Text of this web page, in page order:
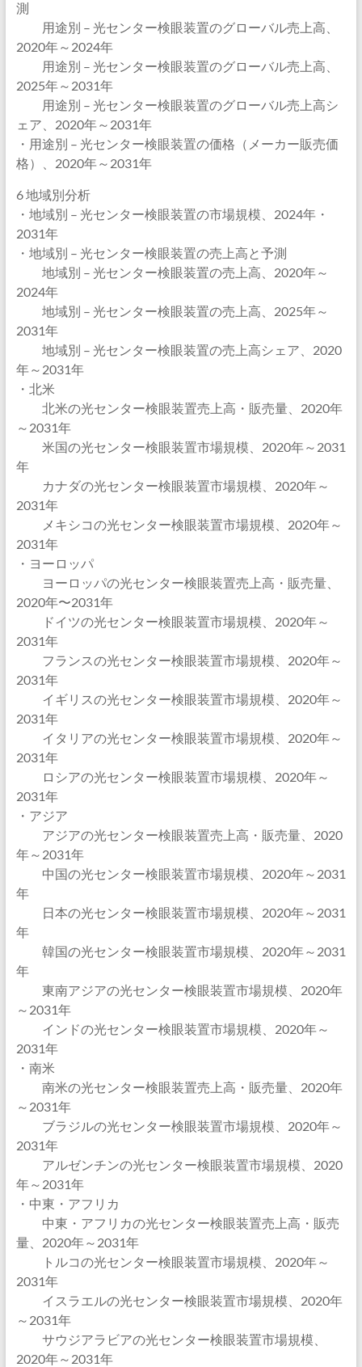
測
用途別 – 光センター検眼装置のグローバル売上高、
2020年～2024年
用途別 – 光センター検眼装置のグローバル売上高、
2025年～2031年
用途別 – 光センター検眼装置のグローバル売上高シ
ェア、2020年～2031年
・用途別 – 光センター検眼装置の価格（メーカー販売価
格）、2020年～2031年
6 地域別分析
・地域別 – 光センター検眼装置の市場規模、2024年・
2031年
・地域別 – 光センター検眼装置の売上高と予測
地域別 – 光センター検眼装置の売上高、2020年～
2024年
地域別 – 光センター検眼装置の売上高、2025年～
2031年
地域別 – 光センター検眼装置の売上高シェア、2020
年～2031年
・北米
北米の光センター検眼装置売上高・販売量、2020年
～2031年
米国の光センター検眼装置市場規模、2020年～2031
年
カナダの光センター検眼装置市場規模、2020年～
2031年
メキシコの光センター検眼装置市場規模、2020年～
2031年
・ヨーロッパ
ヨーロッパの光センター検眼装置売上高・販売量、
2020年〜2031年
ドイツの光センター検眼装置市場規模、2020年～
2031年
フランスの光センター検眼装置市場規模、2020年～
2031年
イギリスの光センター検眼装置市場規模、2020年～
2031年
イタリアの光センター検眼装置市場規模、2020年～
2031年
ロシアの光センター検眼装置市場規模、2020年～
2031年
・アジア
アジアの光センター検眼装置売上高・販売量、2020
年～2031年
中国の光センター検眼装置市場規模、2020年～2031
年
日本の光センター検眼装置市場規模、2020年～2031
年
韓国の光センター検眼装置市場規模、2020年～2031
年
東南アジアの光センター検眼装置市場規模、2020年
～2031年
インドの光センター検眼装置市場規模、2020年～
2031年
・南米
南米の光センター検眼装置売上高・販売量、2020年
～2031年
ブラジルの光センター検眼装置市場規模、2020年～
2031年
アルゼンチンの光センター検眼装置市場規模、2020
年～2031年
・中東・アフリカ
中東・アフリカの光センター検眼装置売上高・販売
量、2020年～2031年
トルコの光センター検眼装置市場規模、2020年～
2031年
イスラエルの光センター検眼装置市場規模、2020年
～2031年
サウジアラビアの光センター検眼装置市場規模、
2020年～2031年